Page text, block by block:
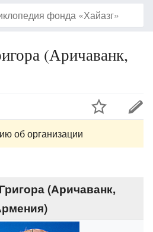
(Аричаванк,
об организации
(Аричаванк,